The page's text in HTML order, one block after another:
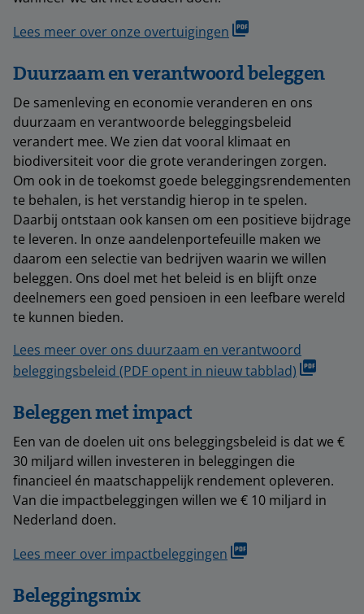
Lees meer over onze overtuigingen
Duurzaam en verantwoord beleggen
De samenleving en economie veranderen en ons
duurzaam en verantwoorde beleggingsbeleid
verandert mee. We zien dat vooral klimaat en
biodiversiteit voor die grote veranderingen zorgen.
Om ook in de toekomst goede beleggingsrendementen
te behalen, is het verstandig hierop in te spelen.
Daarbij ontstaan ook kansen om een positieve bijdrage
te leveren. In onze aandelenportefeuille maken we
daarom een selectie van bedrijven waarin we willen
beleggen. Ons doel met het beleid is en blijft onze
deelnemers een goed pensioen in een leefbare wereld
te kunnen bieden.
Lees meer over ons duurzaam en verantwoord
beleggingsbeleid (PDF opent in nieuw tabblad)
Beleggen met impact
Een van de doelen uit ons beleggingsbeleid is dat we €
30 miljard willen investeren in beleggingen die
financieel én maatschappelijk rendement opleveren.
Van die impactbeleggingen willen we € 10 miljard in
Nederland doen.
Lees meer over impactbeleggingen
Beleggingsmix